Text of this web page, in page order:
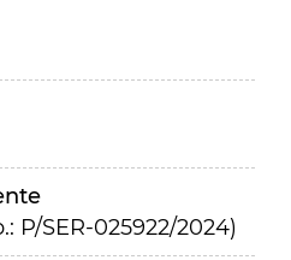
P/SER-025922/2024)